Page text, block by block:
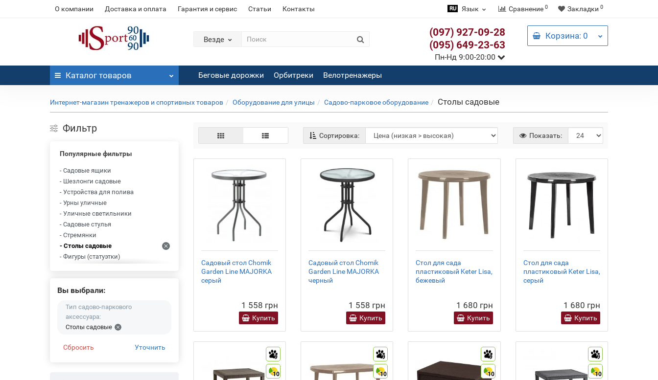
О компании Доставка и оплата Гарантия и сервис Статьи Контакты Язык Сравнение 0 Закладки 0
Везде
(097) 927-09-28
(095) 649-23-63
Пн-Нд 9:00-20:00
Корзина: 0
Каталог товаров Беговые дорожки Орбитреки Велотренажеры
Интернет-магазин тренажеров и спортивных товаров Оборудование для улицы Садово-парковое оборудование Столы садовые
Фильтр
Популярные фильтры
- Садовые ящики
- Шезлонги садовые
- Устройства для полива
- Урны уличные
- Уличные светильники
- Садовые стулья
- Стремянки
- Столы садовые
- Фигуры (статуэтки)
- Хозблоки, сараи
- Павильоны садовые
- Подставки для зонтов
- Подвесные горшки (кашпо)
- Перголы
- Заборы (ограждения)
Вы выбрали:
Тип садово-паркового
аксессуара:
Столы садовые
Сбросить Уточнить
Сортировка: Показать:
Садовый стол Chomik
Garden Line MAJORKA
серый
1 558 грн
Купить
Садовый стол Chomik
Garden Line MAJORKA
черный
1 558 грн
Купить
Стол для сада
пластиковый Keter Lisa,
бежевый
1 680 грн
Купить
Стол для сада
пластиковый Keter Lisa,
серый
1 680 грн
Купить
9
10
9
10
9
10
9
10